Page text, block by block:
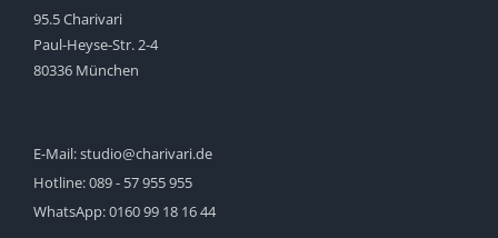
95.5 Charivari
Paul-Heyse-Str. 2-4
80336 München
E-Mail:studio@charivari.de
Hotline:089 - 57 955 955
WhatsApp:0160 99 18 16 44